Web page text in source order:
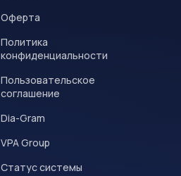
Оферта
Политика
конфиденциальности
Пользовательское
соглашение
Dia-Gram
VPA Group
Статус системы